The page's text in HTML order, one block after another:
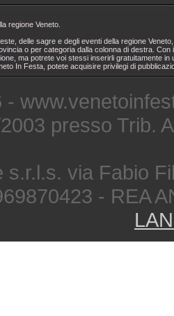
regione Veneto.
delle sagre e degli eventi della regione
o per categoria dalla colonna di destra.
ma potrete voi stessi inserirli gratuitamente
In Festa, potete acquisire privilegi di
-
presso Trib.
s.r.l.s. via Fabio
- REA